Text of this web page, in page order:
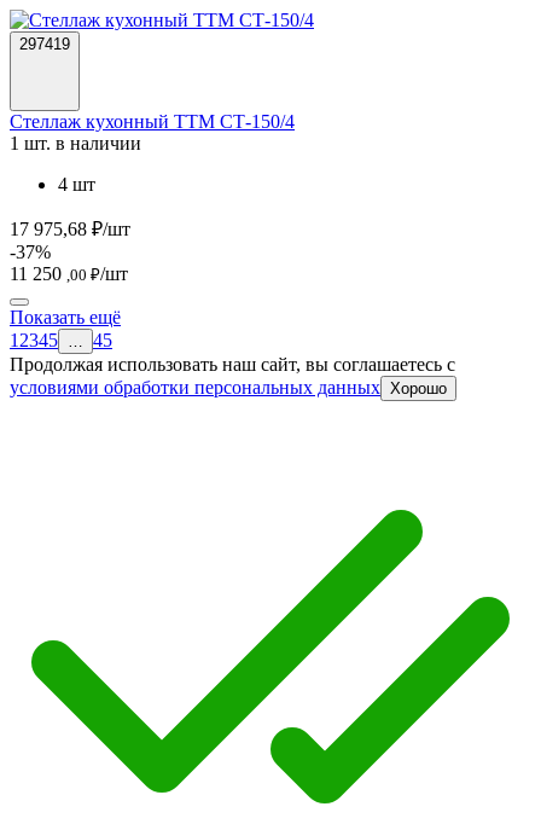
297419
Стеллаж кухонный ТТМ СТ-150/4
1 шт. в наличии
4 шт
17 975,68 ₽/шт
-37%
11 250 ,00 ₽/шт
Показать ещё
1 2345
45
Продолжая использовать наш сайт, вы соглашаетесь c
условиями обработки персональных данных Хорошо